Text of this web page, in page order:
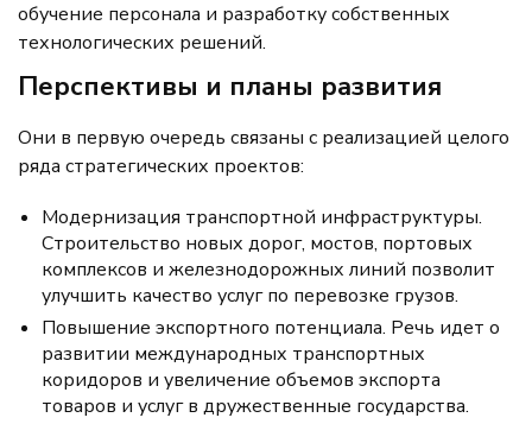
обучение персонала и разработку собственных
технологических решений.
Перспективы и планы развития
Они в первую очередь связаны с реализацией целого
ряда стратегических проектов:
Модернизация транспортной инфраструктуры.
Строительство новых дорог, мостов, портовых
комплексов и железнодорожных линий позволит
улучшить качество услуг по перевозке грузов.
Повышение экспортного потенциала. Речь идет о
развитии международных транспортных
коридоров и увеличение объемов экспорта
товаров и услуг в дружественные государства.